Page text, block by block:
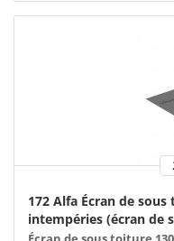
172 Alfa Écran de
intempéries (écran de
UDB 130